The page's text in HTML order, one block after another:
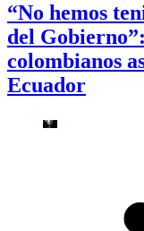
“No hemos
del
colombianos
Ecuador